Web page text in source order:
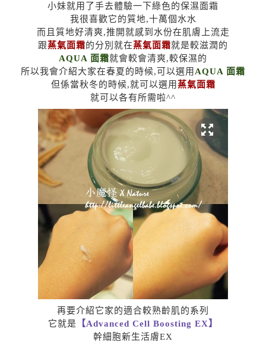
小妹就用了手去體驗一下綠色的保濕面霜
我很喜歡它的質地,十萬個水水
而且質地好清爽,推開就感到水份在肌膚上流走
跟蒸氣面霜的分別就在蒸氣面霜就是較滋潤的
AQUA 面霜就會較會清爽,較保濕的
所以我會介紹大家在春夏的時候,可以選用 AQUA 面霜
但係當秋冬的時候,就可以選用蒸氣面霜
就可以各有所需啦^^
再要介紹它家的適合較熟齡肌的系列
它就是 【Advanced Cell Boosting EX】
幹細胞新生活膚EX